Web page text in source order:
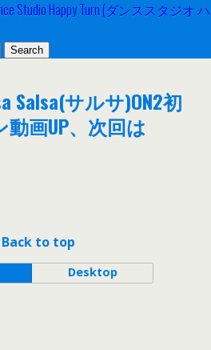
Studio Happy Turn (ダンススタジオ ハ
Salsa(サルサ)ON2初
画UP、次回は
Back to top
Desktop